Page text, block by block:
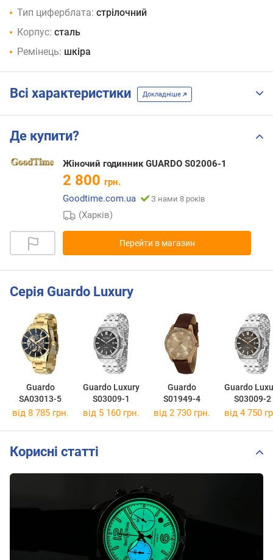
Тип циферблата: стрілочний
Корпус: сталь
Ремінець: шкіра
Всі характеристики Докладніше
Де купити?
Жіночий годинник GUARDO S02006-1
2 800 грн.
Goodtime.com.ua
З нами 8 років
(Харків)
Перейти в магазин
Серія Guardo Luxury
Guardo
SA03013-5
Guardo Luxury
S03009-1
Guardo
S01949-4
Guardo
S03009-2
від 8 785 грн. від 5 160 грн. від 2 730 грн. від 4 750
Корисні статті